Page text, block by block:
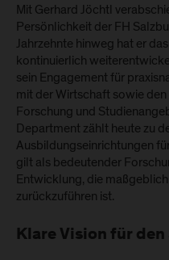
Mit Gerhard Jöchtl
Persönlichkeit der FH
Jahrzehnte hinweg hat er das
kontinuierlich
sein Engagement für
mit der Wirtschaft sowie
Forschung und
Department zählt heute zu
Ausbildungseinrichtungen
gilt als bedeutender
Entwicklung, die
zurückzuführen ist.
Klare Vision für